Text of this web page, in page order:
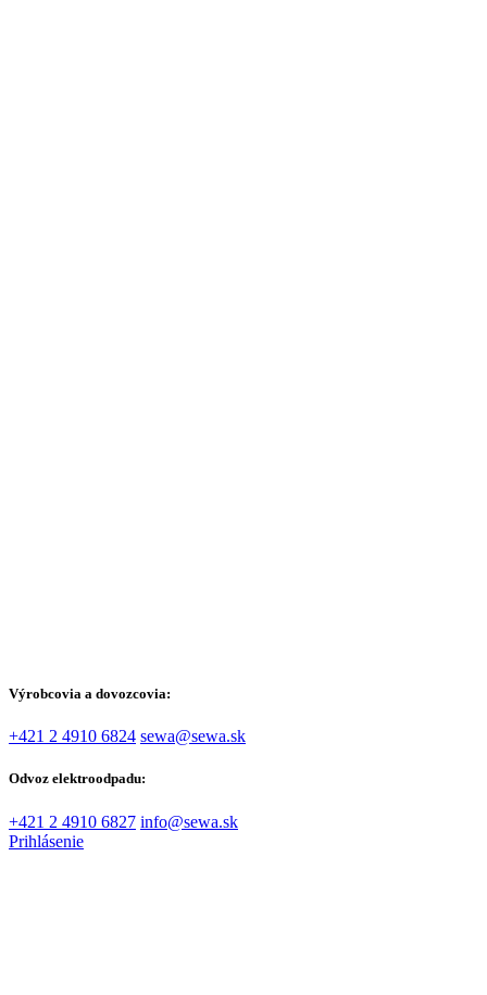
Výrobcovia a dovozcovia:
+421 2 4910 6824 sewa@sewa.sk
Odvoz elektroodpadu:
+421 2 4910 6827 info@sewa.sk
Prihlásenie